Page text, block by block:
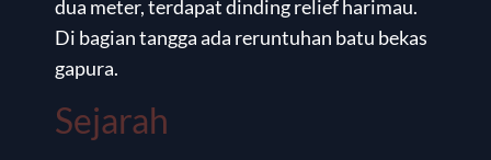
dua meter, terdapat dinding relief harimau.
Di bagian tangga ada reruntuhan batu bekas
gapura.
Sejarah